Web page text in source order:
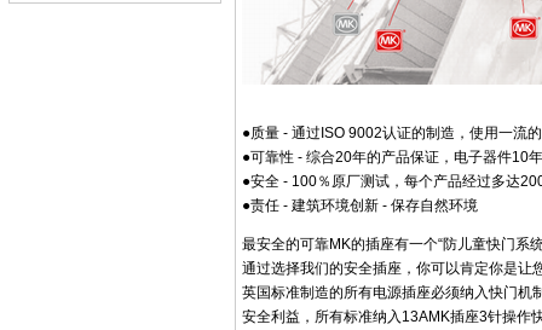
●质量 - 通过ISO 9002认证的制造，使用一流
●可靠性 - 综合20年的产品保证，电子器件10
●安全 - 100％原厂测试，每个产品经过多达
●责任 - 建筑环境创新 - 保存自然环境
最安全的可靠MK的插座有一个“防儿童快门系
通过选择我们的安全插座，你可以肯定你是让
英国标准制造的所有电源插座必须纳入快门机
安全利益，所有标准纳入13AMK插座3针操作